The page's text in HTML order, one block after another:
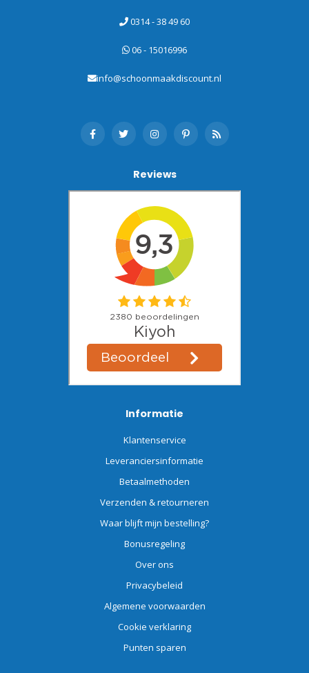
0314 - 38 49 60
06 - 15016996
info@schoonmaakdiscount.nl
Reviews
Informatie
Klantenservice
Leveranciersinformatie
Betaalmethoden
Verzenden & retourneren
Waar blijft mijn bestelling?
Bonusregeling
Over ons
Privacybeleid
Algemene voorwaarden
Cookie verklaring
Punten sparen